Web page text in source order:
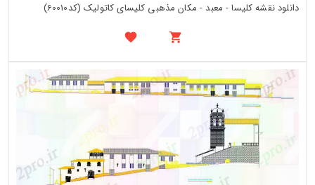
دانلود نقشه کلیسا - معبد - مکان مذهبی کلیسای کاتولیک (کد60010)